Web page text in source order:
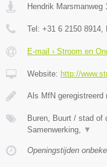
Hendrik Marsmanweg
Tel: +31 6 2150 8914
E-mail › Stroom en
Website: http://
Als MfN geregistreerd
Buren, Buurt / stad of
Samenwerking,
▼
Openingstijden